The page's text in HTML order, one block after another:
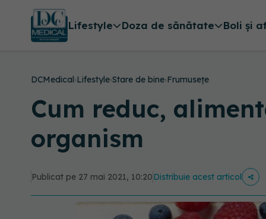
Lifestyle Doza de sănătate Boli și
DCMedical›Lifestyle›Stare de bine›Frumusețe
Cum reduc,
organism
Publicat pe 27 mai 2021, 10:20Distribuie acest articol